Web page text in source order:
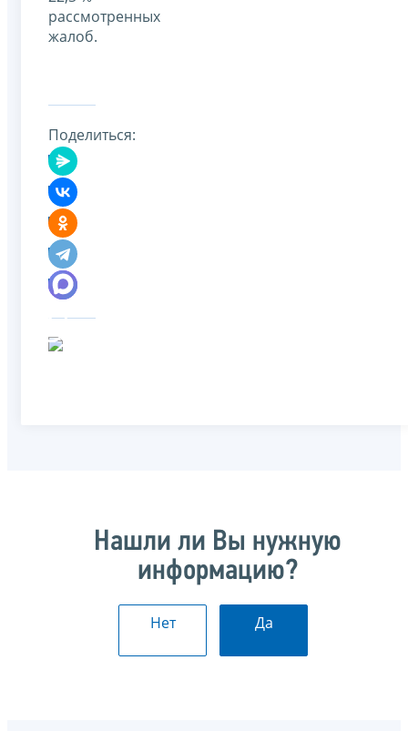
рассмотренных
жалоб.
Поделиться:
Нашли ли Вы нужную
информацию?
Нет Да